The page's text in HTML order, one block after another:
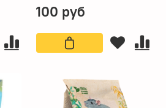
100 руб